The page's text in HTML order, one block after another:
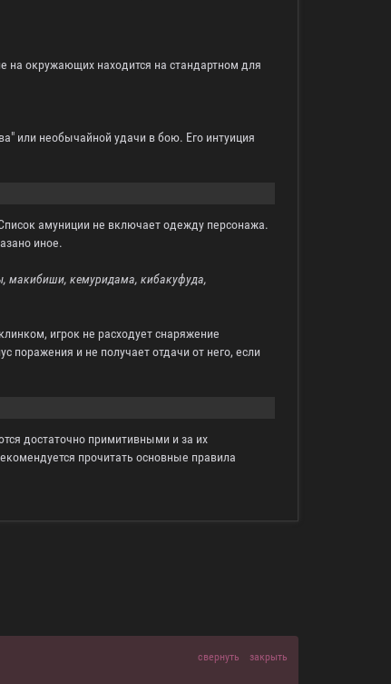
на окружающих находится на стандартном для
или необычайной удачи в бою. Его интуиция
амуниции не включает одежду персонажа.
иное.
макибиши, кемуридама, кибакуфуда,
игрок не расходует снаряжение
поражения и не получает отдачи от него, если
достаточно примитивными и за их
прочитать основные правила
свернуть закрыть